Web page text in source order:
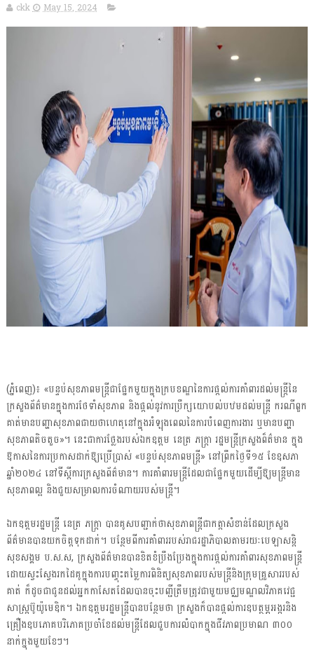
ckk May 15, 2024
(ភ្នំពេញ)៖ «បន្ទប់សុខភាពមន្ត្រីជាផ្នែកមួយក្នុងក្របខណ្ឌនៃការផ្តល់ការគាំពារដល់មន្ត្រីនៃ
ក្រសួងព័ត៌មានក្នុងការថែទាំសុខភាព និងផ្តល់នូវការប្រឹក្សយោបល់បឋមដល់មន្ត្រី ករណីពួក
គាត់មានបញ្ហាសុខភាពជាយថាហេតុនៅក្នុងអំឡុងពេលនៃការបំពេញការងារ ឬមានបញ្ហា
សុខភាពតិចតួច»។ នេះជាការថ្លែងរបស់ឯកឧត្តម នេត្រ ភក្ត្រា រដ្ឋមន្ត្រីក្រសួងព៏ត៌មាន ក្នុង
ឱកាសនៃការប្រកាសដាក់ឱ្យប្រើប្រាស់ «បន្ទប់សុខភាពមន្ត្រី» នៅព្រឹកថ្ងៃទី១៥ ខែឧសភា
ឆ្នាំ២០២៤ នៅទីស្តីការក្រសួងព័ត៌មាន។ ការគាំពារមន្ត្រីដែលជាផ្នែកមួយដើម្បីឱ្យមន្ត្រីមាន
សុខភាពល្អ និងជួយសម្រាលការចំណាយរបស់មន្ត្រី។
ឯកឧត្តមរដ្ឋមន្ត្រី នេត្រ ភក្ត្រា បានគូសបញ្ជាក់ថាសុខភាពន្ត្រីជាកត្តាសំខាន់ដែលក្រសួង
ព័ត៌មានបានយកចិត្តទុកដាក់។ បន្ថែមពីការគាំពាររបស់រាជរដ្ឋាភិបាលតាមរយៈបេឡាសន្តិ
សុខសង្គម ប.ស.ស, ក្រសួងព័ត៌មានបានខិតខំប្រឹងប្រែងក្នុងការផ្តល់ការគាំពារសុខភាពមន្ត្រី
ដោយស្វះស្វែងរកដៃគូក្នុងការបញ្ចុះតម្លៃការពិនិត្យសុខភាពរបស់មន្ត្រីនិងក្រុមគ្រួសារ​របស់
គាត់ ក៏ដូចជាជូនដល់អ្នកកាសែតដែលបានចុះបញ្ជីត្រឹមត្រូវជាមួយមជ្ឈមណ្ឌលវិភាគវេជ្ជ
សាស្ត្រប៊ូយ៉ូមេឌិក។ ឯកឧត្តមរដ្ឋមន្ត្រីបានបន្ថែមថា ក្រសួងក៏បានផ្តល់ការឧបត្ថម្ភអង្ករនិង
គ្រឿងឧបភោគបរិភោគប្រចាំខែដល់មន្ត្រីដែលជួបការលំបាកក្នុងជីវភាពប្រមាណ ៣០០
នាក់ក្នុងមួយខែៗ។